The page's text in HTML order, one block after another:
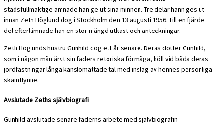
stadsfullmäktige ämnade han ge ut sina minnen. Tre delar hann ges ut
innan Zeth Höglund dog i Stockholm den 13 augusti 1956. Till en fjärde
del efterlämnade han en stor mängd utkast och anteckningar.
Zeth Höglunds hustru Gunhild dog ett år senare. Deras dotter Gunhild,
som i någon mån ärvt sin faders retoriska förmåga, höll vid båda deras
jordfästningar långa känslomättade tal med inslag av hennes personliga
skämtlynne.
Avslutade Zeths självbiografi
Gunhild avslutade senare faderns arbete med självbiografin